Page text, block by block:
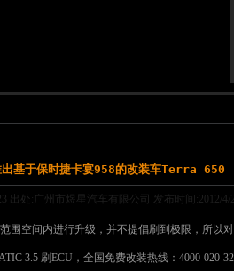
出基于保时捷卡宴958的改装车Terra 650
出处:广州市煜星汽车有限公司 发布时间:2012/4/
围空间内进行升级，并不提倡刷到极限，所以
3.5 刷ECU，全国免费改装热线：4000-020-